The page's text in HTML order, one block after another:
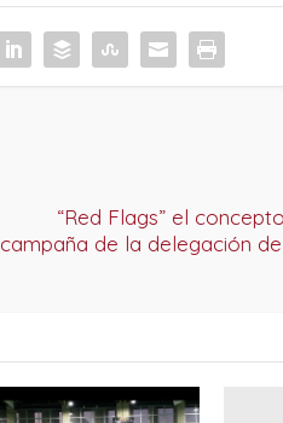
“Red Flags” el
campaña de la delegación